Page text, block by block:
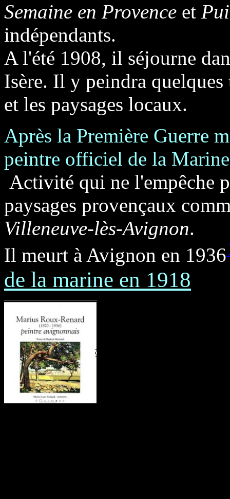
Semaine en Provence et
indépendants.
A l'été 1908, il séjourne
Isère. Il y peindra quelques
et les paysages locaux.
Après la Première Guerre
peintre officiel de la Marine
Activité qui ne l'empêche
paysages provençaux
Villeneuve-lès-Avignon.
Il meurt à Avignon en 1936
de la marine en 1918